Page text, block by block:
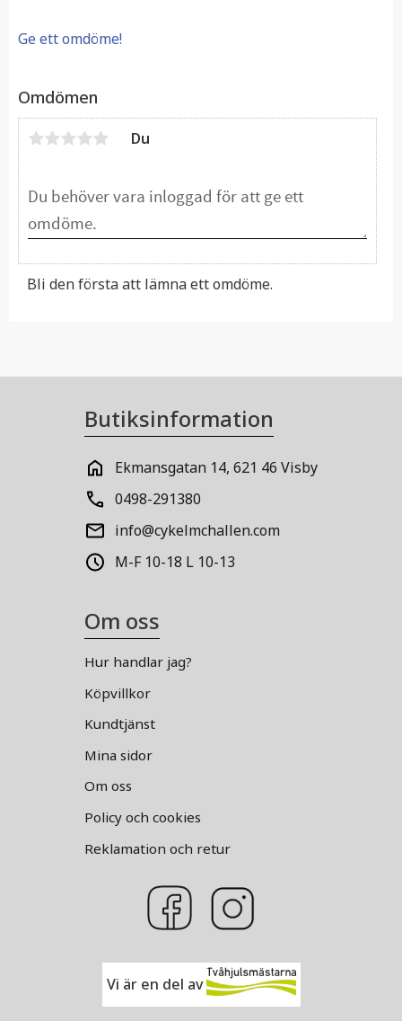
Ge ett omdöme!
Omdömen
Du
Bli den första att lämna ett omdöme.
Butiksinformation
Ekmansgatan 14, 621 46 Visby
0498-291380
info@cykelmchallen.com
M-F 10-18 L 10-13
Om oss
Hur handlar jag?
Köpvillkor
Kundtjänst
Mina sidor
Om oss
Policy och cookies
Reklamation och retur
Vi är en del av